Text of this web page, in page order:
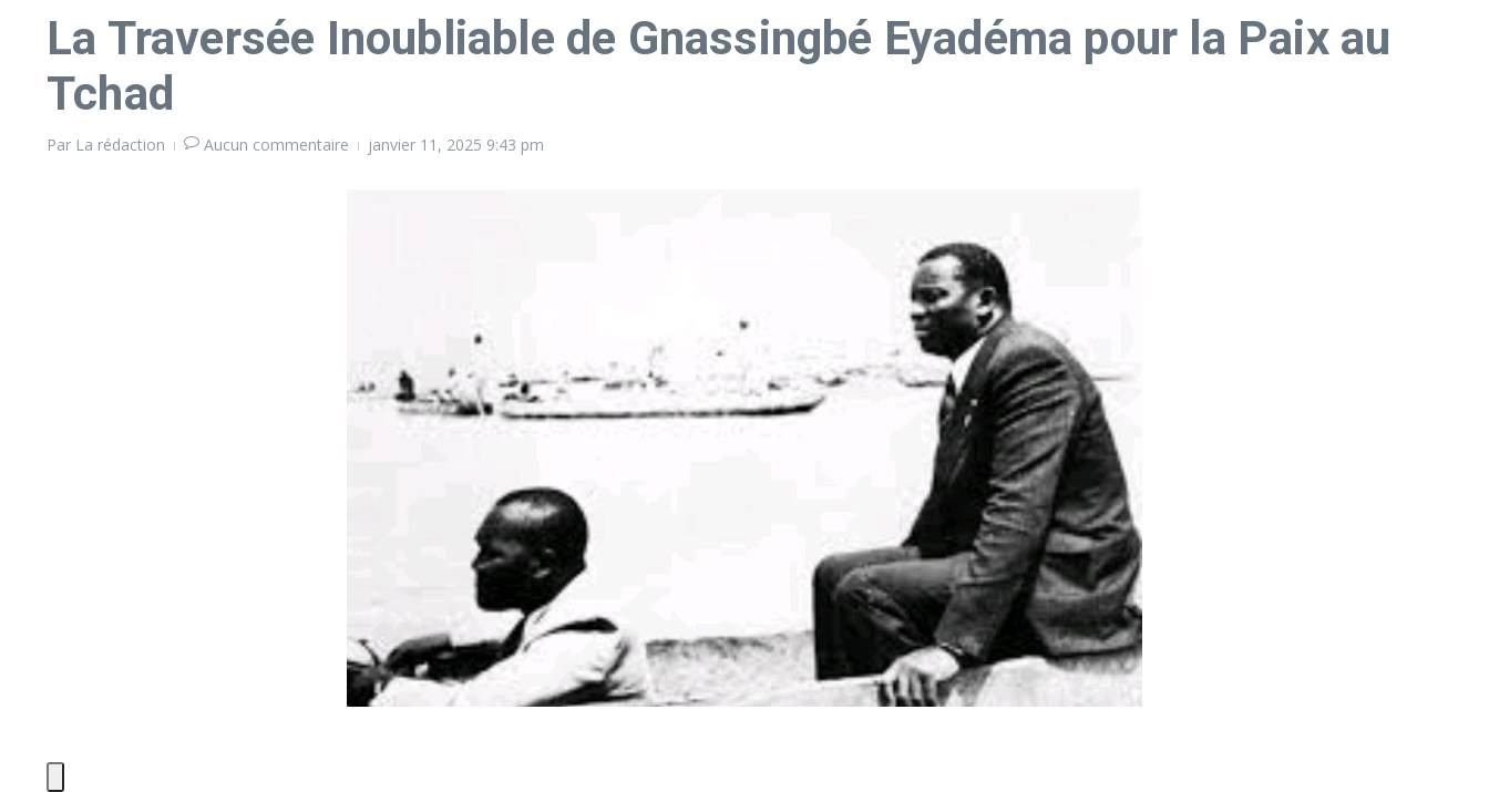
La Traversée Inoubliable de Gnassingbé Eyadéma pour la Paix au
Tchad
Par La rédaction Aucun commentaire janvier 11, 2025 9:43 pm